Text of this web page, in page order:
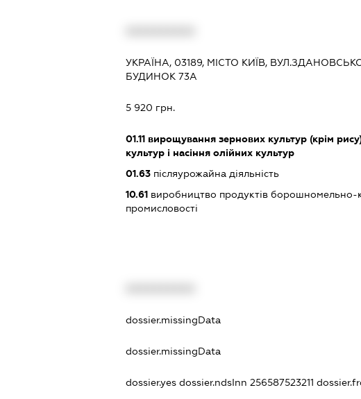
УКРАЇНА, 03189, МІСТО КИЇВ,
БУДИНОК 73А
5 920 грн.
01.11вирощування зернових культур (крім
культур і насіння олійних культур
01.63післяурожайна діяльність
10.61виробництво продуктів борошномельно-
промисловості
dossier.missingData
dossier.missingData
dossier.yes dossier.ndsInn 256587523211